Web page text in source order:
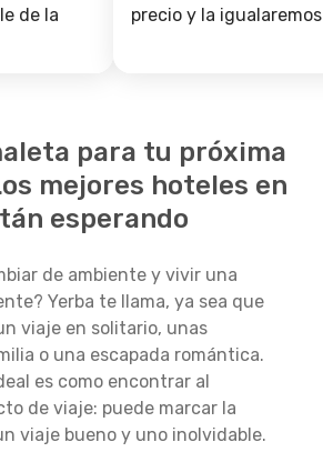
de la
precio y la
para tu próxima
mejores hoteles en
esperando
de ambiente y vivir una
Yerba te llama, ya sea que
viaje en solitario, unas
o una escapada romántica.
es como encontrar al
de viaje: puede marcar la
viaje bueno y uno inolvidable.